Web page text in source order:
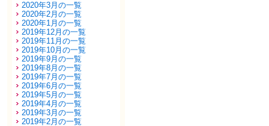
2020年3月の一覧
2020年2月の一覧
2020年1月の一覧
2019年12月の一覧
2019年11月の一覧
2019年10月の一覧
2019年9月の一覧
2019年8月の一覧
2019年7月の一覧
2019年6月の一覧
2019年5月の一覧
2019年4月の一覧
2019年3月の一覧
2019年2月の一覧